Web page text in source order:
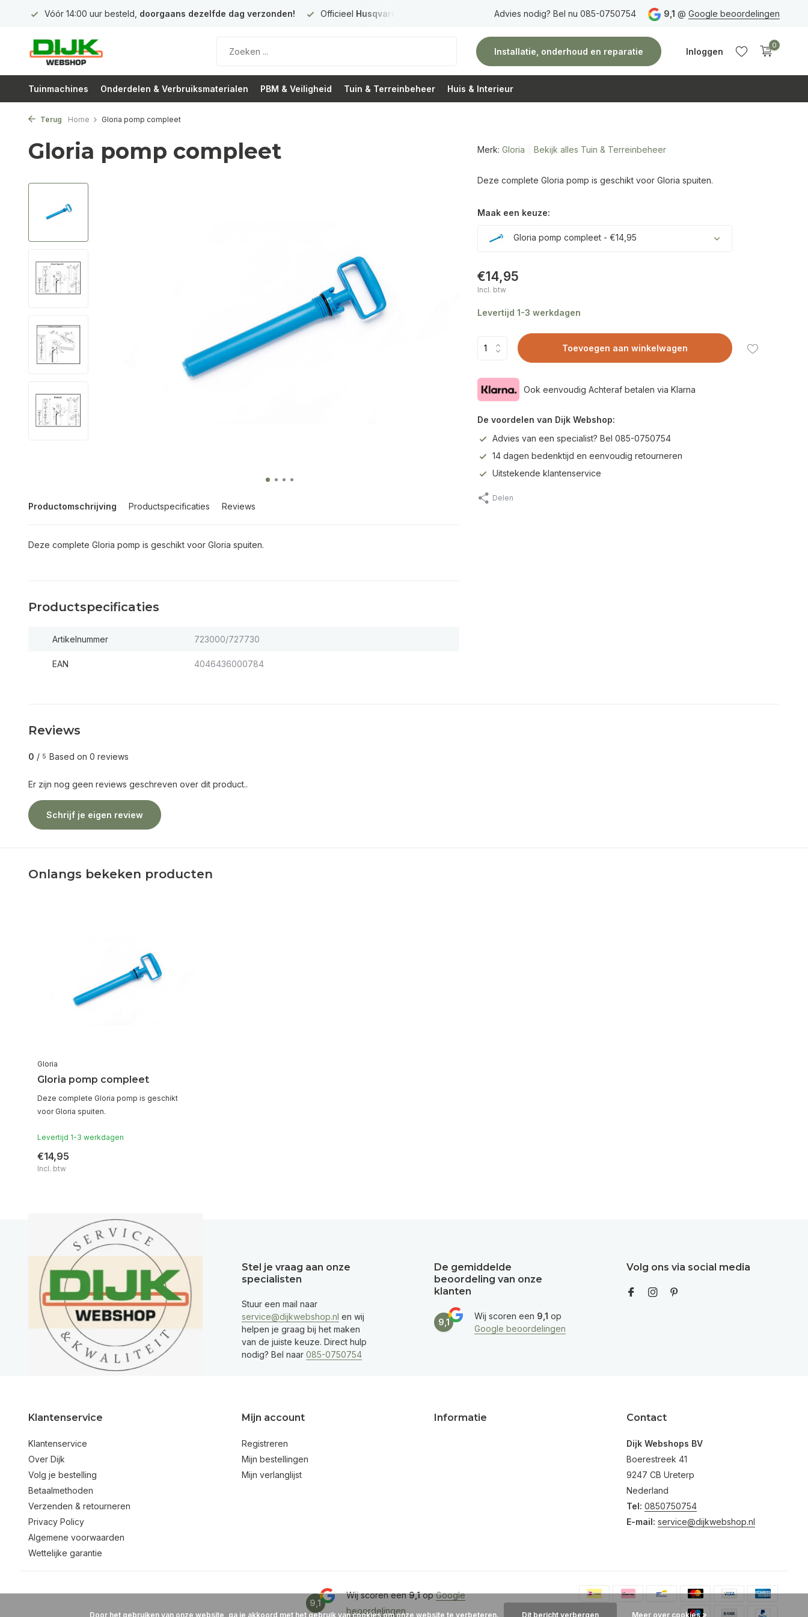
Vóór 14:00 uur besteld, doorgaans dezelfde dag verzonden! Officieel Husqvarna Premium Dealer in Nederland Gratis verzendingvanaf 150 euro Vóór 14:00 uur besteld,
Advies nodig? Bel nu 085-0750754 9,1 @ Google beoordelingen
Installatie, onderhoud en reparatie Inloggen
aanmaken
0
Tuinmachines Onderdelen & Verbruiksmaterialen PBM & Veiligheid Tuin & Terreinbeheer Huis & Interieur
Terug Home Gloria pomp compleet
Gloria pomp compleet
Productomschrijving Productspecificaties Reviews
Deze complete Gloria pomp is geschikt voor Gloria spuiten.
Productspecificaties
Artikelnummer 723000/727730
EAN 4046436000784
Merk: Gloria Bekijk alles Tuin & Terreinbeheer
Deze complete Gloria pomp is geschikt voor Gloria spuiten.
Maak een keuze:
Gloria pomp compleet - €14,95
€14,95
Incl. btw
Levertijd 1-3 werkdagen
Toevoegen aan winkelwagen
Ook eenvoudig Achteraf betalen via Klarna
De voordelen van Dijk Webshop:
Advies van een specialist? Bel 085-0750754
14 dagen bedenktijd en eenvoudig retourneren
Uitstekende klantenservice
Delen
Reviews
0 / 5 Based on 0 reviews
Er zijn nog geen reviews geschreven over dit product..
Schrijf je eigen review
Onlangs bekeken producten
Gloria
Gloria pomp compleet
Deze complete Gloria pomp is geschikt
voor Gloria spuiten.
Levertijd 1-3 werkdagen
€14,95
Incl. btw
Stel je vraag aan onze
specialisten
Stuur een mail naar
service@dijkwebshop.nl en wij
helpen je graag bij het maken
van de juiste keuze. Direct hulp
nodig? Bel naar 085-0750754
De gemiddelde
beoordeling van onze
klanten
9,1
Wij scoren een 9,1 op
Google beoordelingen
Volg ons via social media
Klantenservice
Klantenservice
Over Dijk
Volg je bestelling
Betaalmethoden
Verzenden & retourneren
Privacy Policy
Algemene voorwaarden
Wettelijke garantie
Mijn account
Registreren
Mijn bestellingen
Mijn verlanglijst
Informatie Contact
Dijk Webshops BV
Boerestreek 41
9247 CB Ureterp
Nederland
Tel: 0850750754
E-mail: service@dijkwebshop.nl
9,1
Wij scoren een9,1opGoogle
beoordelingen
Door het gebruiken van onze website, ga je akkoord met het gebruik van cookies om onze website te verbeteren. Dit bericht verbergen Meer over cookies »